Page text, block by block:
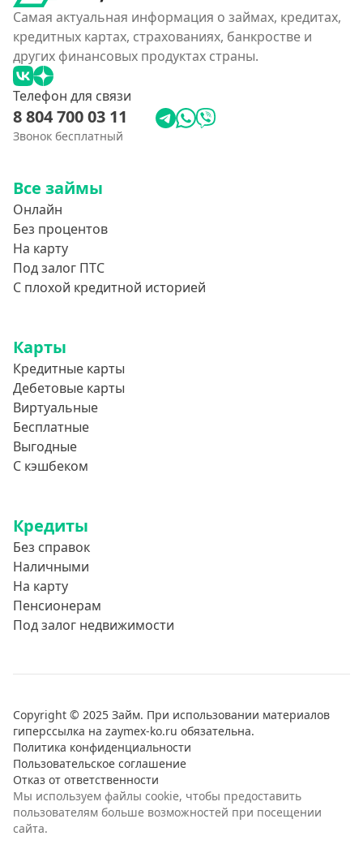
Самая актуальная информация о займах, кредитах,
кредитных картах, страхованиях, банкростве и
других финансовых продуктах страны.
Телефон для связи
8 804 700 03 11
Звонок бесплатный
Все займы
Онлайн
Без процентов
На карту
Под залог ПТС
С плохой кредитной историей
Карты
Кредитные карты
Дебетовые карты
Виртуальные
Бесплатные
Выгодные
С кэшбеком
Кредиты
Без справок
Наличными
На карту
Пенсионерам
Под залог недвижимости
Copyright © 2025 Займ. При использовании материалов
гиперссылка на zaymex-ko.ru обязательна.
Политика конфиденциальности
Пользовательское соглашение
Отказ от ответственности
Мы используем файлы cookie, чтобы предоставить
пользователям больше возможностей при посещении
сайта.